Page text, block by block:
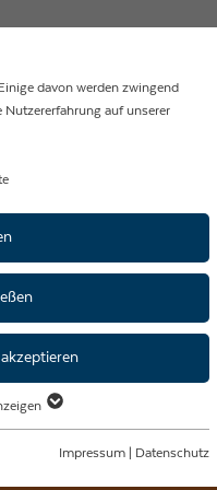
davon werden zwingend
Nutzererfahrung auf unserer
der Webseite benötigt.
Impressum Datenschutz